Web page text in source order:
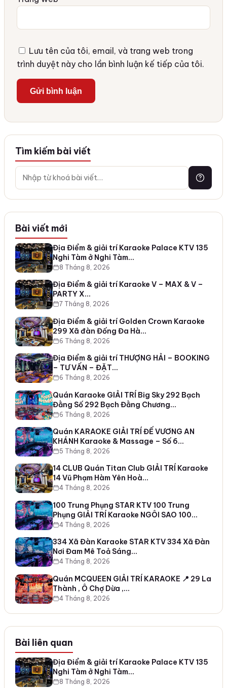
Lưu tên của tôi, email, và trang web trong
trình duyệt này cho lần bình luận kế tiếp của tôi.
Tìm kiếm bài viết
Bài viết mới
Địa Điểm & giải trí Karaoke Palace KTV 135
Nghi Tàm ở Nghi Tàm…
8 Tháng 8, 2026
Địa Điểm & giải trí Karaoke V – MAX & V –
PARTY X…
7 Tháng 8, 2026
Địa Điểm & giải trí Golden Crown Karaoke
299 Xã đàn Đống Đa Hà…
6 Tháng 8, 2026
Địa Điểm & giải trí THƯỢNG HẢI – BOOKING
– TƯ VẤN – ĐẶT…
6 Tháng 8, 2026
Quán Karaoke GIẢI TRÍ Big Sky 292 Bạch
Đằng Số 292 Bạch Đằng Chương…
6 Tháng 8, 2026
Quán KARAOKE GIẢI TRÍ ĐẾ VƯƠNG AN
KHÁNH Karaoke & Massage – Số 6…
5 Tháng 8, 2026
14 CLUB Quán Titan Club GIẢI TRÍ Karaoke
14 Vũ Phạm Hàm Yên Hoà…
4 Tháng 8, 2026
100 Trung Phụng STAR KTV 100 Trung
Phụng GIẢI TRÍ Karaoke NGÔI SAO 100…
4 Tháng 8, 2026
334 Xã Đàn Karaoke STAR KTV 334 Xã Đàn
Nơi Đam Mê Toả Sáng…
4 Tháng 8, 2026
Quán MCQUEEN GIẢI TRÍ KARAOKE 📍 29 La
Thành , Ô Chợ Dừa ,…
4 Tháng 8, 2026
Bài liên quan
Địa Điểm & giải trí Karaoke Palace KTV 135
Nghi Tàm ở Nghi Tàm…
8 Tháng 8, 2026